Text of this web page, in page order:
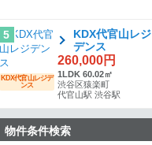
5
KDX代官山レジデ
ンス
KDX代官山レジ
デンス
260,000円
1LDK 60.02㎡
渋谷区猿楽町
代官山駅 渋谷駅
物件条件検索